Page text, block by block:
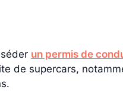
un permis de
de supercars,